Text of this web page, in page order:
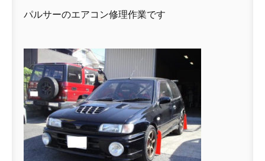
パルサーのエアコン修理作業です